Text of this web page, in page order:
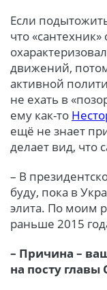
Если
что
движений,
активной
не ехать в
ему как-то
ещё не знает
делает вид, что
– В
буду, пока в
элита. По моим
раньше 2015
– Причина –
на посту главы